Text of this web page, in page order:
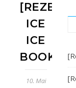
ICE
ICE
BOOKIE
10. Mai